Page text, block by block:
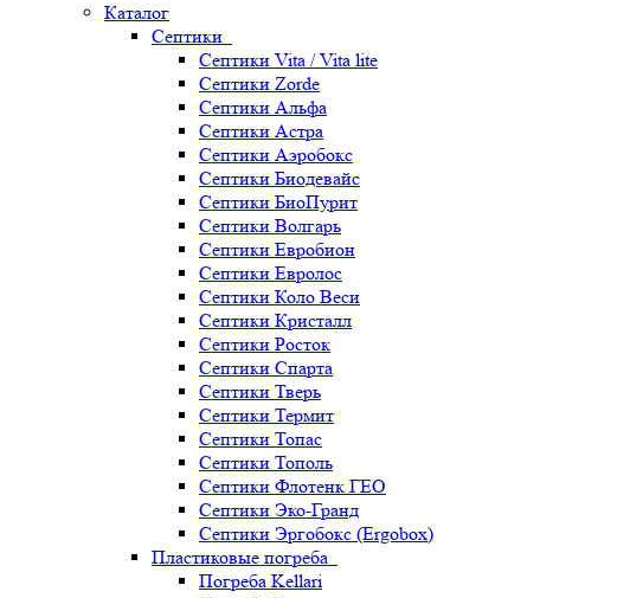
Каталог
Септики
Септики Vita / Vita lite
Септики Zorde
Септики Альфа
Септики Астра
Септики Аэробокс
Септики Биодевайс
Септики БиоПурит
Септики Волгарь
Септики Евробион
Септики Евролос
Септики Коло Веси
Септики Кристалл
Септики Росток
Септики Спарта
Септики Тверь
Септики Термит
Септики Топас
Септики Тополь
Септики Флотенк ГЕО
Септики Эко-Гранд
Септики Эргобокс (Ergobox)
Пластиковые погреба
Погреба Kellari